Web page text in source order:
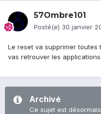
57Ombre101
Posté(e) 30 janvier
Le reset va supprimer toutes
vas retrouver les
Archivé
Ce sujet est